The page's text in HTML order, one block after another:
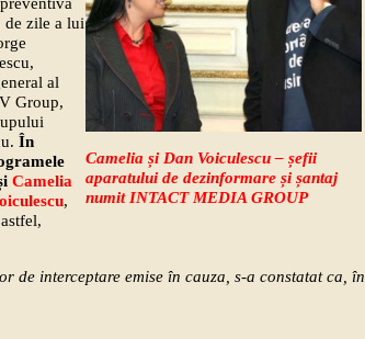
Camelia și Dan Voiculescu – șefii
aparatului de dezinformare și șantaj
numit INTACT MEDIA GROUP
de zile a lui
al
Group,
În
Camelia
,
interceptare emise în cauza, s-a constatat ca, în